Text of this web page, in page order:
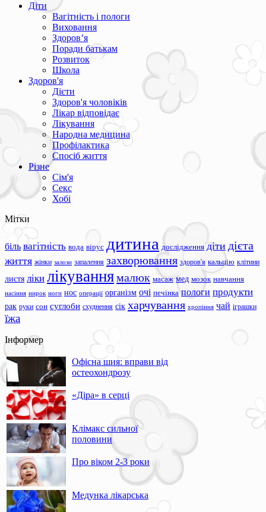
Діти
Вагітність і пологи
Виховання
Здоров’я
Поради батькам
Розвиток
Школа
Здоров'я
Дієти
Здоров'я чоловіків
Лікар відповідає
Лікування
Народна медицина
Профілактика
Спосіб життя
Різне
Сім'я
Секс
Хобі
Мітки
біль вагітність вода вірус дитина дослідження діти дієта
життя жінки залози запалення захворювання здоров'я кальцію клітини
листя ліки лікуваннямалюк масаж мед мозок навчання
насіння нирок ноги нос операції організм очі печінка пологи продукти
рак руки сон суглоби схуднення сік харчування хропіння чай іграшки
їжа
Інформер
Офісна шия: вправи від
остеохондрозу
«Діра» в серці
Клімакс сильної
половини
Про віком 2-3 роки
Медунка лікарська